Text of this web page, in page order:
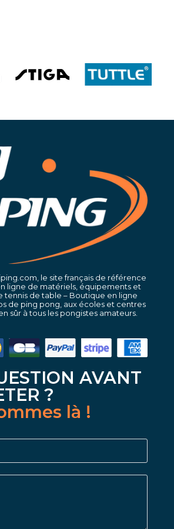
le site français de référence
ligne de matériels, équipements et
tennis de table – Boutique en ligne
de ping pong, aux écoles et centres
sûr à tous les pongistes amateurs.
AVANT
?
là !